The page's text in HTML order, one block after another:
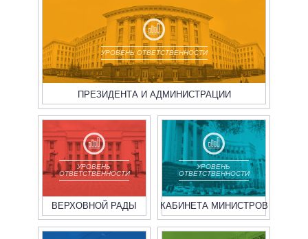
УРОВЕНЬ ОТВЕТСТВЕННОСТИ
ПРЕЗИДЕНТА И АДМИНИСТРАЦИИ
УРОВЕНЬ
ОТВЕТСТВЕННОСТИ
ВЕРХОВНОЙ РАДЫ
УРОВЕНЬ
ОТВЕТСТВЕННОСТИ
КАБИНЕТА МИНИСТРОВ